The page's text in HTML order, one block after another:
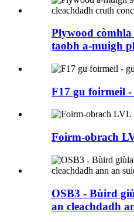
Plywood
taobh a-muigh
F17 gu foirmeil
Foirm-obrach
OSB3 - Bùird
an cleachdadh